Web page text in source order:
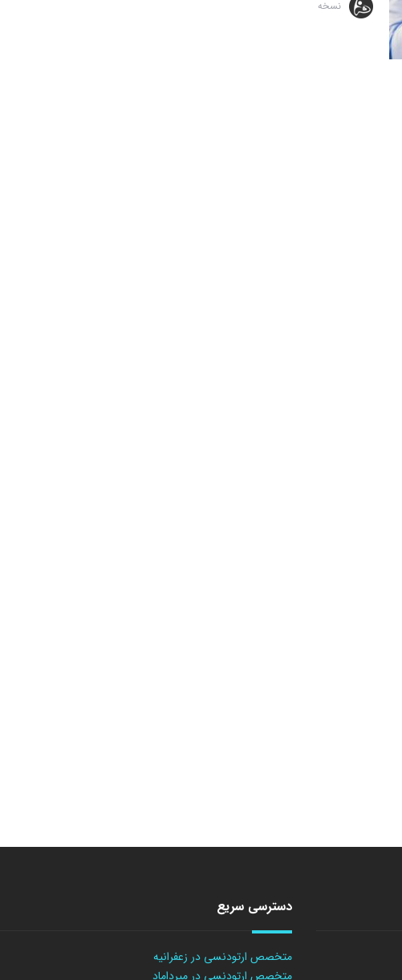
نسخه
دسترسی سریع
متخصص ارتودنسی در زعفرانیه
متخصص ارتودنسی در میرداماد